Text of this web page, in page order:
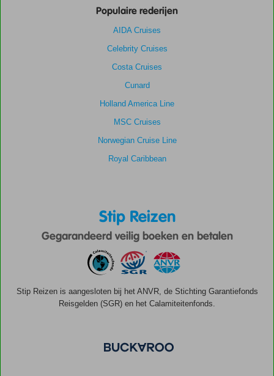
Populaire rederijen
AIDA Cruises
Celebrity Cruises
Costa Cruises
Cunard
Holland America Line
MSC Cruises
Norwegian Cruise Line
Royal Caribbean
Stip Reizen
Gegarandeerd veilig boeken en betalen
Stip Reizen is aangesloten bij het ANVR, de Stichting Garantiefonds
Reisgelden (SGR) en het Calamiteitenfonds.